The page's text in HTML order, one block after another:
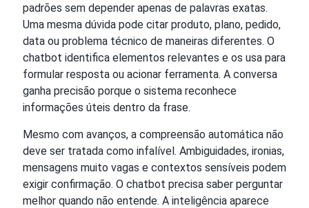
padrões sem depender apenas de palavras exatas.
Uma mesma dúvida pode citar produto, plano, pedido,
data ou problema técnico de maneiras diferentes. O
chatbot identifica elementos relevantes e os usa para
formular resposta ou acionar ferramenta. A conversa
ganha precisão porque o sistema reconhece
informações úteis dentro da frase.
Mesmo com avanços, a compreensão automática não
deve ser tratada como infalível. Ambiguidades, ironias,
mensagens muito vagas e contextos sensíveis podem
exigir confirmação. O chatbot precisa saber perguntar
melhor quando não entende. A inteligência aparece